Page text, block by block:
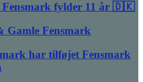
fylder 11 år 🇩🇰
Gamle Fensmark
har tilføjet Fensmark